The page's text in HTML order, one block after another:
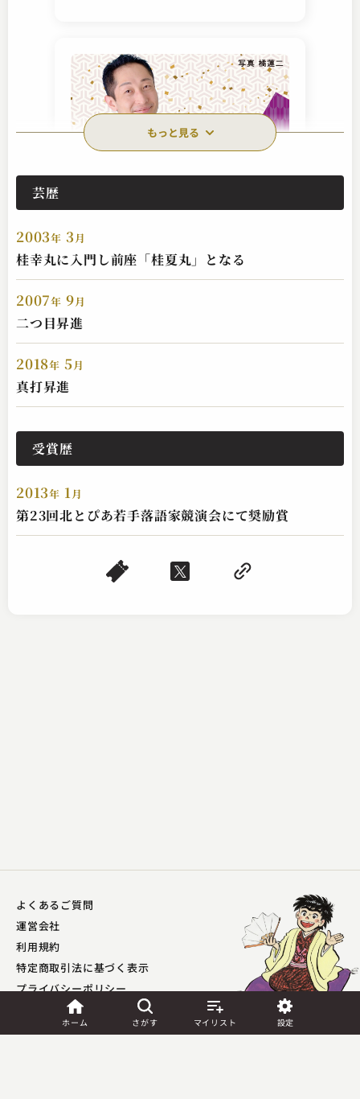
ホーム さがす マイリスト 設定
大仏の眼
2025.02.16 | 13分
桂 夏丸
懐かしのCM
2025.02.13 | 16分
もっと見る
芸歴
2003年 3月
桂幸丸に入門し前座「桂夏丸」となる
2007年 9月
二つ目昇進
2018年 5月
真打昇進
受賞歴
2013年 1月
第23回北とぴあ若手落語家競演会にて奨励賞
よくあるご質問
運営会社
利用規約
特定商取引法に基づく表示
プライバシーポリシー​
外部送信ポリシー